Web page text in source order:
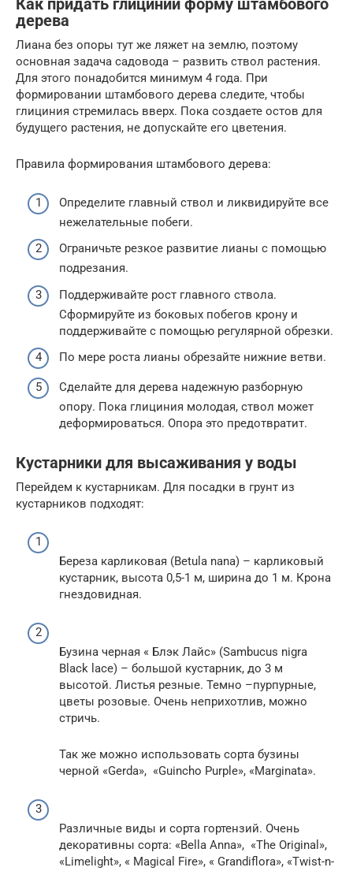
Как придать глицинии форму штамбового
дерева
Лиана без опоры тут же ляжет на землю, поэтому
основная задача садовода – развить ствол растения.
Для этого понадобится минимум 4 года. При
формировании штамбового дерева следите, чтобы
глициния стремилась вверх. Пока создаете остов для
будущего растения, не допускайте его цветения.
Правила формирования штамбового дерева:
Определите главный ствол и ликвидируйте все
нежелательные побеги.
Ограничьте резкое развитие лианы с помощью
подрезания.
Поддерживайте рост главного ствола.
Сформируйте из боковых побегов крону и
поддерживайте с помощью регулярной обрезки.
По мере роста лианы обрезайте нижние ветви.
Сделайте для дерева надежную разборную
опору. Пока глициния молодая, ствол может
деформироваться. Опора это предотвратит.
Кустарники для высаживания у воды
Перейдем к кустарникам. Для посадки в грунт из
кустарников подходят:
Береза карликовая (Betula nana) – карликовый
кустарник, высота 0,5-1 м, ширина до 1 м. Крона
гнездовидная.
Бузина черная « Блэк Лайс» (Sambucus nigra
Black lace) – большой кустарник, до 3 м
высотой. Листья резные. Темно –пурпурные,
цветы розовые. Очень неприхотлив, можно
стричь.
Так же можно использовать сорта бузины
черной «Gerda», «Guincho Purple», «Marginata».
Различные виды и сорта гортензий. Очень
декоративны сорта: «Bella Anna», «The Original»,
«Limelight», « Magical Fire», « Grandiflora», «Twist-n-